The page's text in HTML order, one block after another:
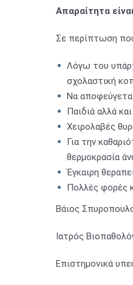
Απαραίτητα
Σε περίπτωση
Λόγω του
σχολαστική
Να
Παιδιά αλλά
Χειρολαβές
Για την
θερμοκρασία
Έγκαιρη
Πολλές φορές
Βάιος
Ιατρός
Επιστημονικά